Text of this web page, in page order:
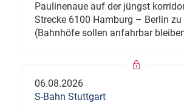
Paulinenaue auf der jüngst
Strecke 6100 Hamburg – Berlin zu
(Bahnhöfe sollen anfahrbar
06.08.2026
S-Bahn Stuttgart